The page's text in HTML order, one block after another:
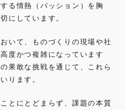
る情熱（パッション）を胸
にしています。
いて、ものづくりの現場や社
度かつ複雑になっています
果敢な挑戦を通じて、これら
ります。
とにとどまらず、課題の本質